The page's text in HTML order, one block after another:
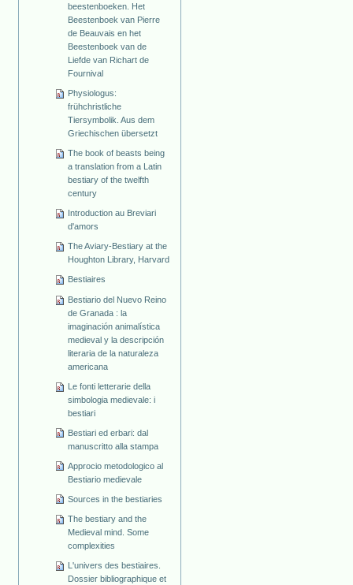
beestenboeken. Het
Beestenboek van Pierre
de Beauvais en het
Beestenboek van de
Liefde van Richart de
Fournival
Physiologus:
frühchristliche
Tiersymbolik. Aus dem
Griechischen übersetzt
The book of beasts being
a translation from a Latin
bestiary of the twelfth
century
Introduction au Breviari
d'amors
The Aviary-Bestiary at the
Houghton Library, Harvard
Bestiaires
Bestiario del Nuevo Reino
de Granada : la
imaginación animalística
medieval y la descripción
literaria de la naturaleza
americana
Le fonti letterarie della
simbologia medievale: i
bestiari
Bestiari ed erbari: dal
manuscritto alla stampa
Approcio metodologico al
Bestiario medievale
Sources in the bestiaries
The bestiary and the
Medieval mind. Some
complexities
L'univers des bestiaires.
Dossier bibliographique et